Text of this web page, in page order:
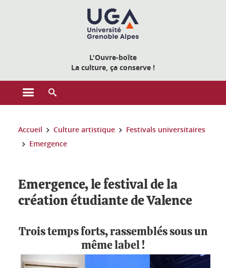
L'Ouvre-boîte
La culture, ça conserve !
Ouvrir le menu principal
Vous êtes ici :
Accueil Culture artistique
Festivals universitaires
Emergence
Emergence, le festival de la
création étudiante de Valence
Trois temps forts, rassemblés sous un
même label !